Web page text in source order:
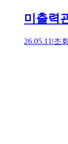
미출력
26.05.11 |조